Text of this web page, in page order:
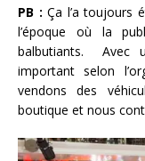
PB : Ça l’a toujours
l’époque où la
balbutiants. Avec
important selon
vendons des
boutique et nous